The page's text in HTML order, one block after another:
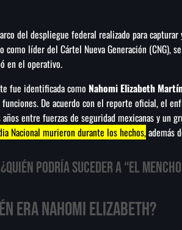
del despliegue federal realizado para capturar
como líder del Cártel Nueva Generación
en el operativo.
fue identificada como Nahomi Elizabeth
funciones. De acuerdo con el reporte oficial, el
entre fuerzas de seguridad mexicanas y un
Nacional murieron durante los hechos,además
¿Quién podría suceder a “El
era Nahomi Elizabeth?